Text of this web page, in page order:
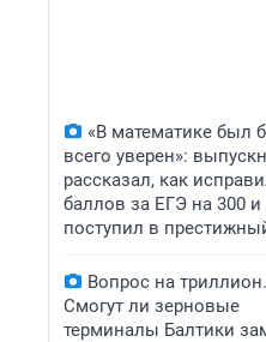
«В математике был
всего уверен»:
рассказал, как
баллов за ЕГЭ на 300 и
поступил в
Вопрос на триллион.
Смогут ли зерновые
терминалы Балтики